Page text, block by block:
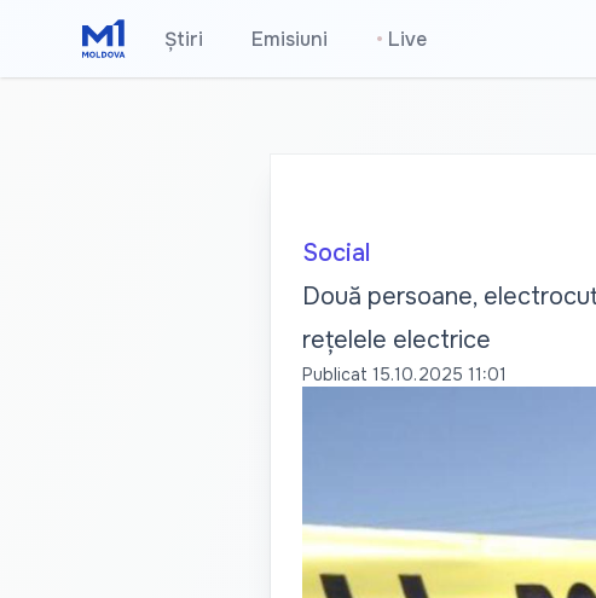
Știri Emisiuni • Live
Social
Două persoane,
rețelele electrice
Publicat 15.10.2025 11:01